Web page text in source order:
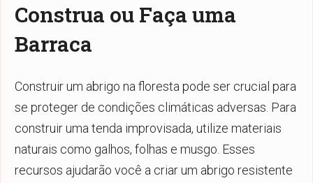
Construa ou Faça uma
Barraca
Construir um abrigo na floresta pode ser crucial para
se proteger de condições climáticas adversas. Para
construir uma tenda improvisada, utilize materiais
naturais como galhos, folhas e musgo. Esses
recursos ajudarão você a criar um abrigo resistente